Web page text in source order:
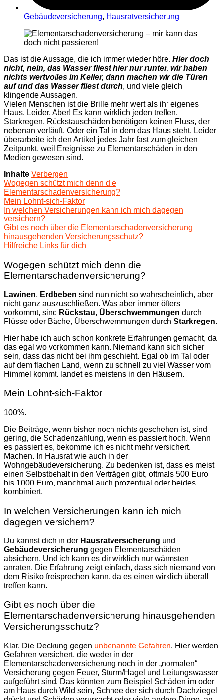
Gebäudeversicherung, Hausratversicherung
Das ist die Aussage, die ich immer wieder höre. Hier doch
nicht, nein, das Wasser fliest hier nur runter, wir haben
nichts wertvolles im Keller, dann machen wir die Türen
auf und das Wasser fliest durch, und viele gleich
klingende Aussagen.
Vielen Menschen ist die Brille mehr wert als ihr eigenes
Haus. Leider. Aber! Es kann wirklich jeden treffen.
Starkregen, Rückstauschäden benötigen keinen Fluss, der
nebenan verläuft. Oder ein Tal in dem das Haus steht. Leider
überarbeite ich den Artikel jedes Jahr fast zum gleichen
Zeitpunkt, weil Ereignisse zu Elementarschäden in den
Medien gewesen sind.
Inhalte Verbergen
Wogegen schützt mich denn die
Elementarschadenversicherung?
Mein Lohnt-sich-Faktor
In welchen Versicherungen kann ich mich dagegen
versichern?
Gibt es noch über die Elementarschadenversicherung
hinausgehenden Versicherungsschutz?
Hilfreiche Links für dich
Wogegen schützt mich denn die
Elementarschadenversicherung?
Lawinen, Erdbeben sind nun nicht so wahrscheinlich, aber
nicht ganz auszuschließen. Was aber immer öfters
vorkommt, sind Rückstau, Überschwemmungen durch
Flüsse oder Bäche, Überschwemmungen durch Starkregen.
Hier habe ich auch schon konkrete Erfahrungen gemacht, da
das egal wo vorkommen kann. Niemand kann sich sicher
sein, dass das nicht bei ihm geschieht. Egal ob im Tal oder
auf dem flachen Land, wenn zu schnell zu viel Wasser vom
Himmel kommt, landet es meistens in den Häusern.
Mein Lohnt-sich-Faktor
100%.
Die Beiträge, wenn bisher noch nichts geschehen ist, sind
gering, die Schadenzahlung, wenn es passiert hoch. Wenn
es passiert es, bekomme ich es nicht mehr versichert.
Machen. In Hausrat wie auch in der
Wohngebäudeversicherung. Zu bedenken ist, dass es meist
einen Selbstbehalt in den Verträgen gibt, oftmals 500 Euro
bis 1000 Euro, manchmal auch prozentual oder beides
kombiniert.
In welchen Versicherungen kann ich mich
dagegen versichern?
Du kannst dich in der Hausratversicherung und
Gebäudeversicherung gegen Elementarschäden
absichern. Und ich kann es dir wirklich nur wärmsten
anraten. Die Erfahrung zeigt einfach, dass sich niemand von
dem Risiko freisprechen kann, da es einen wirklich überall
treffen kann.
Gibt es noch über die
Elementarschadenversicherung hinausgehenden
Versicherungsschutz?
Klar. Die Deckung gegen unbenannte Gefahren. Hier werden
Gefahren versichert, die weder in der
Elementarschadenversicherung noch in der „normalen“
Versicherung gegen Feuer, Sturm/Hagel und Leitungswasser
aufgeführt sind. Das könnten zum Beispiel Schäden im oder
am Haus durch Wild sein, Schnee der sich durch Dachziegel